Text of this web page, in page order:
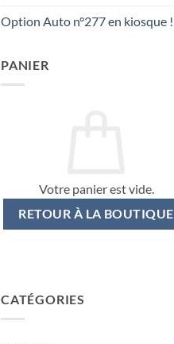
Option Auto n°277 en kiosque !
PANIER
Votre panier est vide.
RETOUR À LA BOUTIQUE
CATÉGORIES